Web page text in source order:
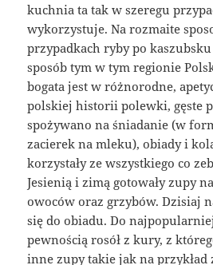
kuchnia ta tak w szeregu
wykorzystuje. Na rozmaite
przypadkach ryby po
sposób tym w tym regionie
bogata jest w różnorodne,
polskiej historii polewki, gęste
spożywano na śniadanie (w
zacierek na mleku), obiady i
korzystały ze wszystkiego co
Jesienią i zimą gotowały zupy
owoców oraz grzybów. Dzisiaj
się do obiadu. Do
pewnością rosół z kury, z
inne zupy takie jak na